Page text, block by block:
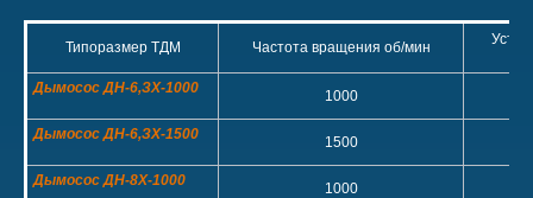
Типоразмер ТДМ Частота вращения об/мин
Дымосос ДН-6,ЗХ-1000
1000
Дымосос ДН-6,ЗХ-1500 1500
Дымосос ДН-8Х-1000 1000